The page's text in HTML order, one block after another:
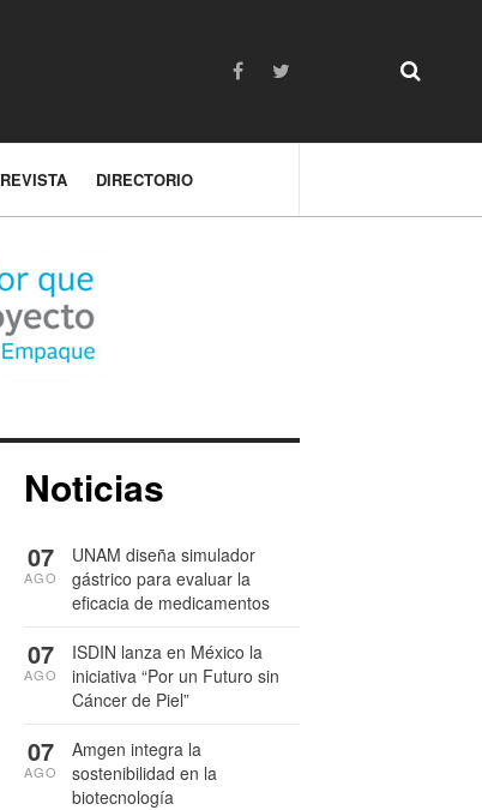
REVISTA DIRECTORIO
Noticias
UNAM diseña simulador
gástrico para evaluar la
eficacia de medicamentos
07
AGO
ISDIN lanza en México la
iniciativa “Por un Futuro sin
Cáncer de Piel”
07
AGO
Amgen integra la
sostenibilidad en la
biotecnología
07
AGO